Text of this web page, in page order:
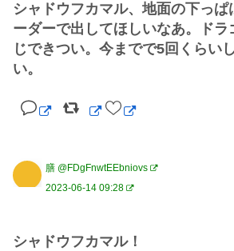
シャドウフカマル、地面の下っぱ
ーダーで出してほしいなあ。ドラ
じできつい。今までで5回くらい
い。
膳 @FDgFnwtEEbniovs
2023-06-14 09:28
シャドウフカマル！